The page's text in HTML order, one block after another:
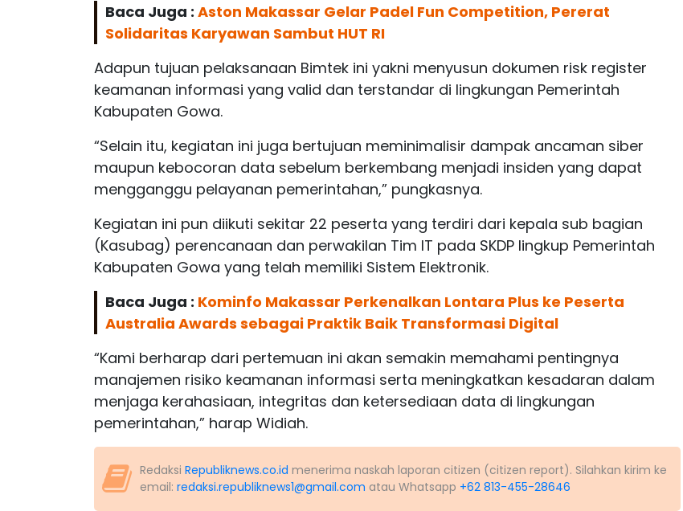
Baca Juga : Aston Makassar Gelar Padel Fun Competition, Pererat
Solidaritas Karyawan Sambut HUT RI
Adapun tujuan pelaksanaan Bimtek ini yakni menyusun dokumen risk register
keamanan informasi yang valid dan terstandar di lingkungan Pemerintah
Kabupaten Gowa.
“Selain itu, kegiatan ini juga bertujuan meminimalisir dampak ancaman siber
maupun kebocoran data sebelum berkembang menjadi insiden yang dapat
mengganggu pelayanan pemerintahan,” pungkasnya.
Kegiatan ini pun diikuti sekitar 22 peserta yang terdiri dari kepala sub bagian
(Kasubag) perencanaan dan perwakilan Tim IT pada SKDP lingkup Pemerintah
Kabupaten Gowa yang telah memiliki Sistem Elektronik.
Baca Juga : Kominfo Makassar Perkenalkan Lontara Plus ke Peserta
Australia Awards sebagai Praktik Baik Transformasi Digital
“Kami berharap dari pertemuan ini akan semakin memahami pentingnya
manajemen risiko keamanan informasi serta meningkatkan kesadaran dalam
menjaga kerahasiaan, integritas dan ketersediaan data di lingkungan
pemerintahan,” harap Widiah.
Redaksi Republiknews.co.id menerima naskah laporan citizen (citizen report). Silahkan kirim ke
email: redaksi.republiknews1@gmail.com atau Whatsapp +62 813-455-28646